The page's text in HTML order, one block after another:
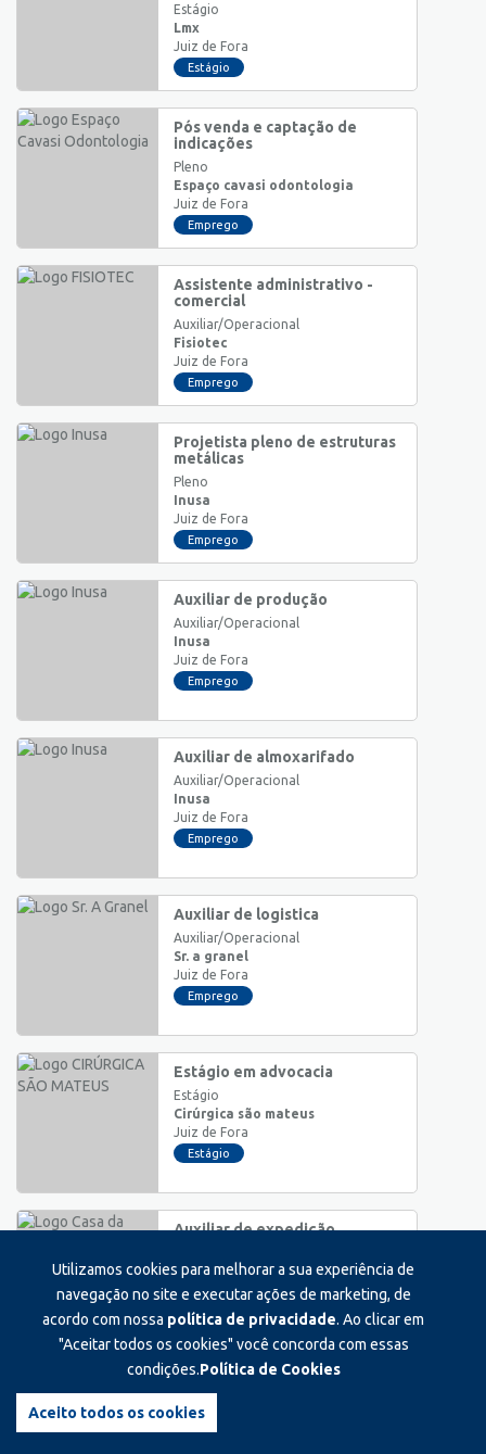
Estágio
Lmx
Juiz de Fora
Estágio
Pós venda e captação de
indicações
Pleno
Espaço cavasi odontologia
Juiz de Fora
Emprego
Assistente administrativo -
comercial
Auxiliar/Operacional
Fisiotec
Juiz de Fora
Emprego
Projetista pleno de estruturas
metálicas
Pleno
Inusa
Juiz de Fora
Emprego
Auxiliar de produção
Auxiliar/Operacional
Inusa
Juiz de Fora
Emprego
Auxiliar de almoxarifado
Auxiliar/Operacional
Inusa
Juiz de Fora
Emprego
Auxiliar de logistica
Auxiliar/Operacional
Sr. a granel
Juiz de Fora
Emprego
Estágio em advocacia
Estágio
Cirúrgica são mateus
Juiz de Fora
Estágio
Auxiliar de expedição
Casa da gráfica
Juiz de Fora
Emprego
Auxiliar/Operacional
Utilizamos cookies para melhorar a sua experiência de
navegação no site e executar ações de marketing, de
acordo com nossa política de privacidade. Ao clicar em
"Aceitar todos os cookies" você concorda com essas
condições.Política de Cookies
Aceito todos os cookies